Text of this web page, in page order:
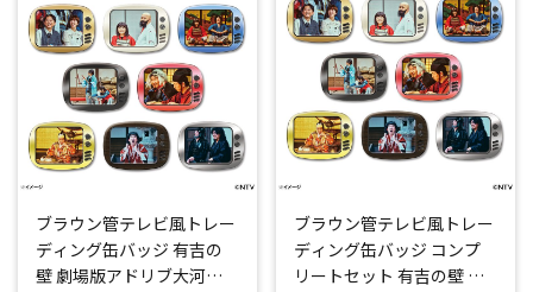
ブラウン管テレビ風トレー
ディング缶バッジ 有吉の
壁 劇場版アドリブ大河～
ブラウン管テレビ風トレー
ディング缶バッジ コンプ
リートセット 有吉の壁 劇